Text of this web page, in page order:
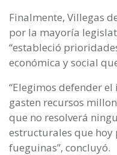
Finalmente, Villegas
por la mayoría
“estableció
económica y social
“Elegimos defender
gasten recursos
que no resolverá
estructurales que hoy
fueguinas”, concluyó.